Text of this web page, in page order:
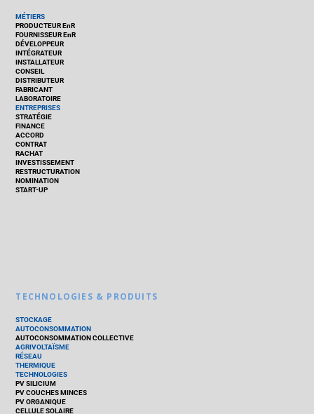
MÉTIERS
PRODUCTEUR EnR
FOURNISSEUR EnR
DÉVELOPPEUR
INTÉGRATEUR
INSTALLATEUR
CONSEIL
DISTRIBUTEUR
FABRICANT
LABORATOIRE
ENTREPRISES
STRATÉGIE
FINANCE
ACCORD
CONTRAT
RACHAT
INVESTISSEMENT
RESTRUCTURATION
NOMINATION
START-UP
TECHNOLOGIES & PRODUITS
STOCKAGE
AUTOCONSOMMATION
AUTOCONSOMMATION COLLECTIVE
AGRIVOLTAÏSME
RÉSEAU
THERMIQUE
TECHNOLOGIES
PV SILICIUM
PV COUCHES MINCES
PV ORGANIQUE
CELLULE SOLAIRE